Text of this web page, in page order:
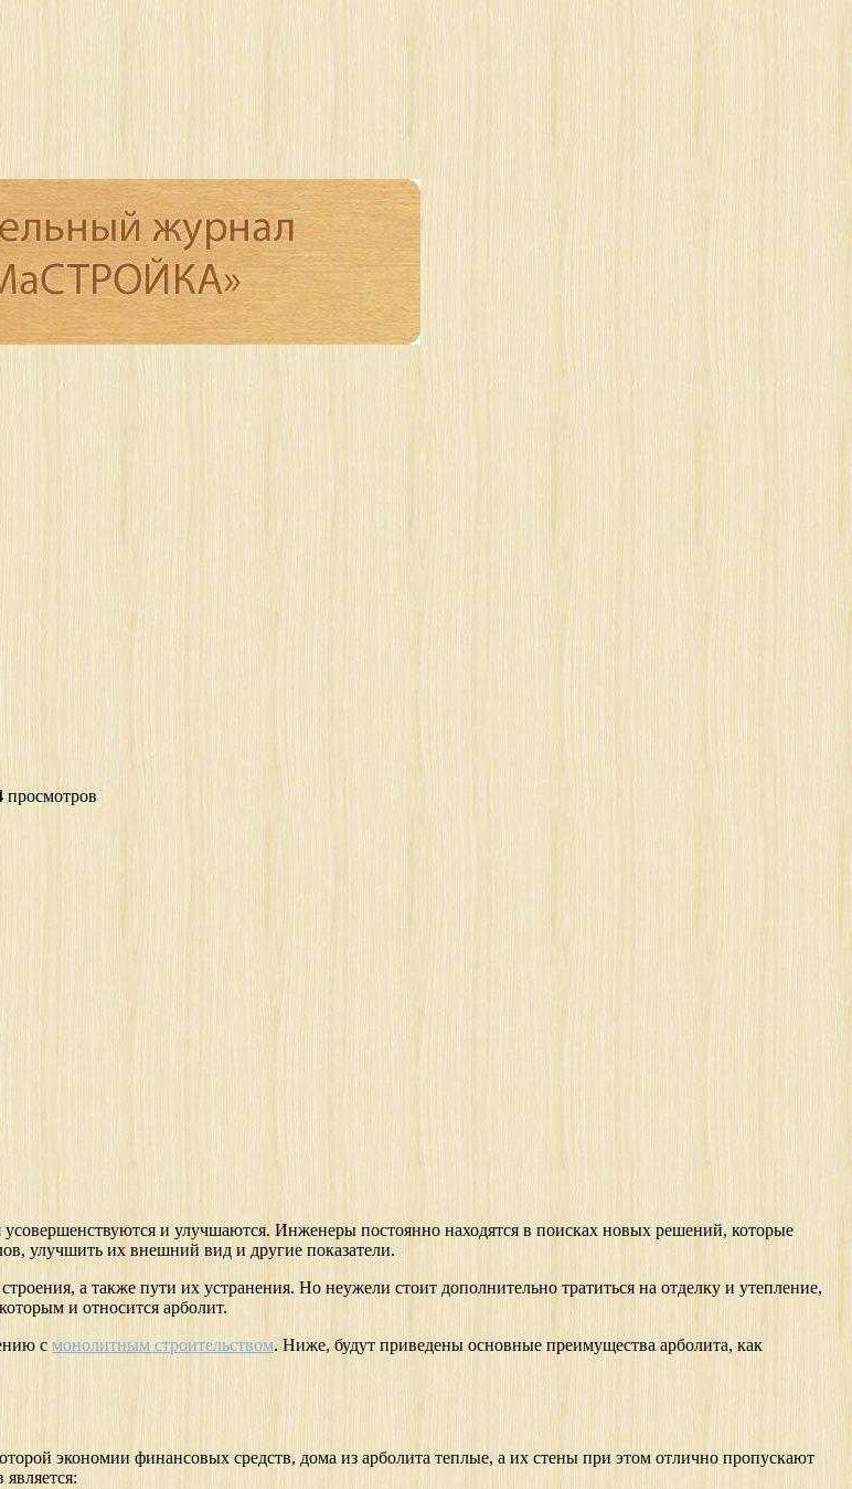
просмотров
и улучшаются. Инженеры постоянно находятся в поисках новых решений, которые
улучшить их внешний вид и другие показатели.
а также пути их устранения. Но неужели стоит дополнительно тратиться на отделку и утепление,
и относится арболит.
с монолитным строительством. Ниже, будут приведены основные преимущества арболита, как
экономии финансовых средств, дома из арболита теплые, а их стены при этом отлично пропускают